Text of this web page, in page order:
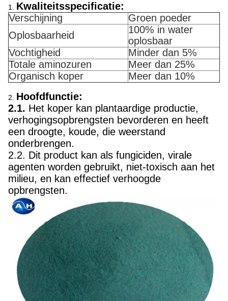
1. Kwaliteitsspecificatie:
Verschijning
Groen poeder
Oplosbaarheid
100% in water
oplosbaar
Vochtigheid
Minder dan 5%
Totale aminozuren
Meer dan 25%
Organisch koper
Meer dan 10%
2. Hoofdfunctie:
2.1. Het koper kan plantaardige productie,
verhogingsopbrengsten bevorderen en heeft
een droogte, koude, die weerstand
onderbrengen.
2.2. Dit product kan als fungiciden, virale
agenten worden gebruikt, niet-toxisch aan het
milieu, en kan effectief verhoogde
opbrengsten.